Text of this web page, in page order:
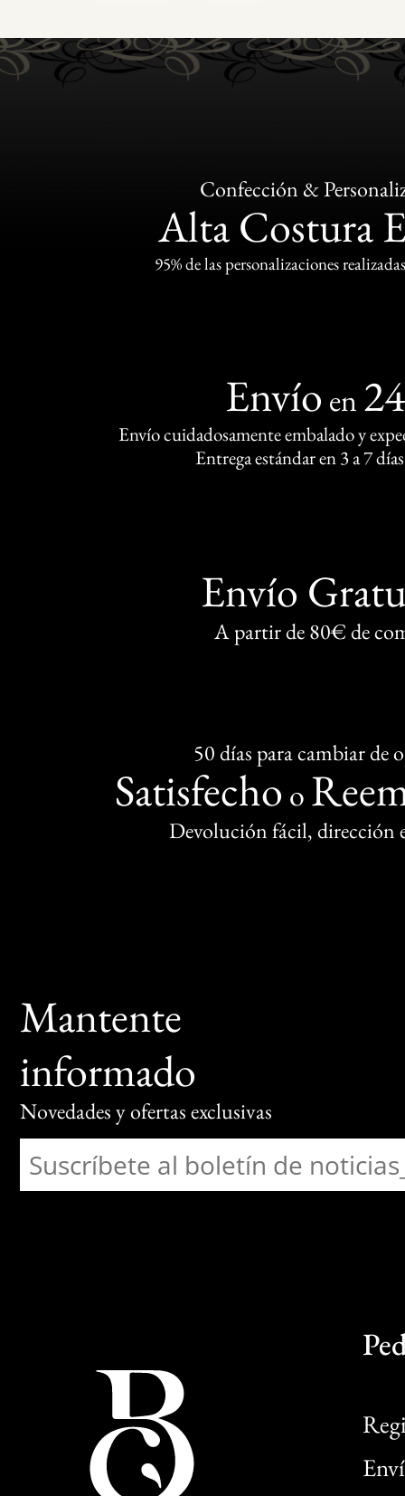
Confección &
Alta Costura
95% de las personalizaciones
Envío en
Envío cuidadosamente embalado y
Entrega estándar en 3 a 7
Envío
A partir de 80€ de
50 días para cambiar de
Satisfecho o
Devolución fácil, dirección
Mantente
informado
Novedades y ofertas exclusivas